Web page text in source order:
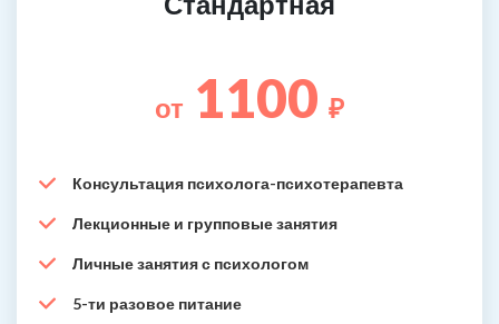
от 1100 ₽
Консультация психолога-психотерапевта
Лекционные и групповые занятия
Личные занятия с психологом
5-ти разовое питание